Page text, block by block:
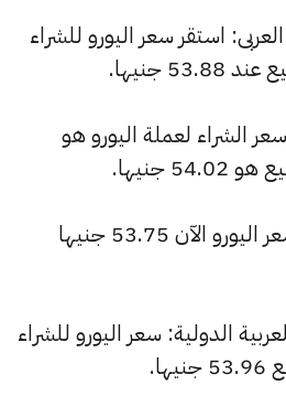
استقر سعر اليورو للشراء
الشراء لعملة اليورو هو
بنك أبوظبي التجاري: سعر اليورو الآن 53.75 جنيها
الدولية: سعر اليورو للشراء